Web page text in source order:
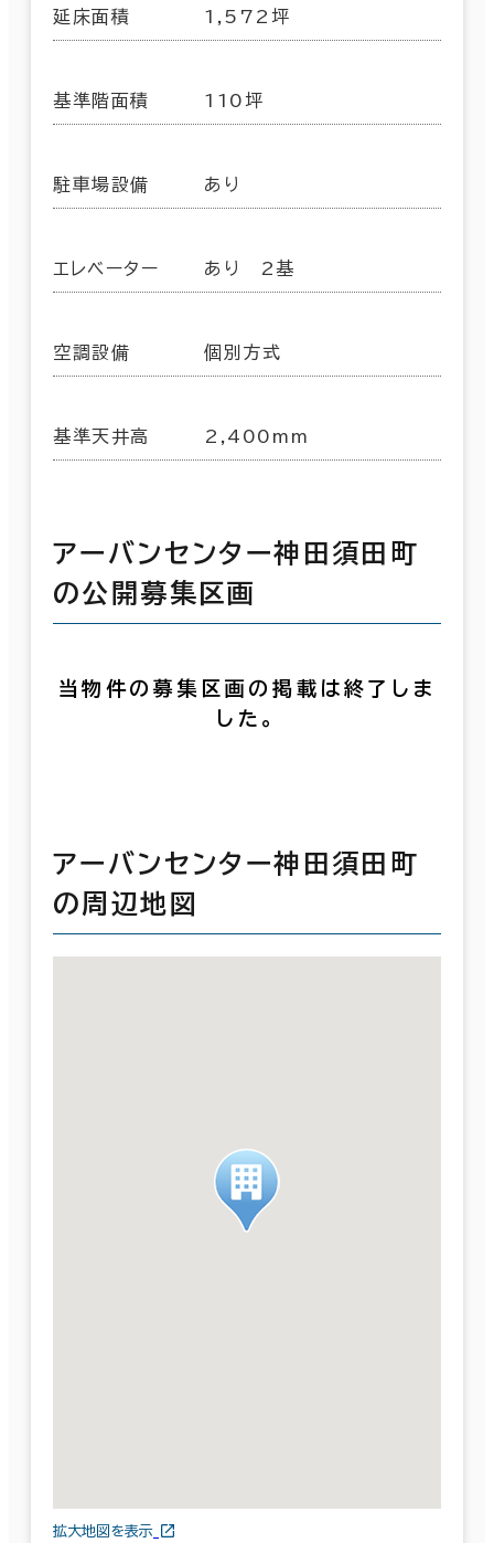
延床面積 1,572坪
基準階面積 110坪
駐車場設備 あり
エレベーター あり 2基
空調設備 個別方式
基準天井高 2,400mm
アーバンセンター神田須田町
の公開募集区画
当物件の募集区画の掲載は終了しま
した。
アーバンセンター神田須田町
の周辺地図
拡大地図を表示